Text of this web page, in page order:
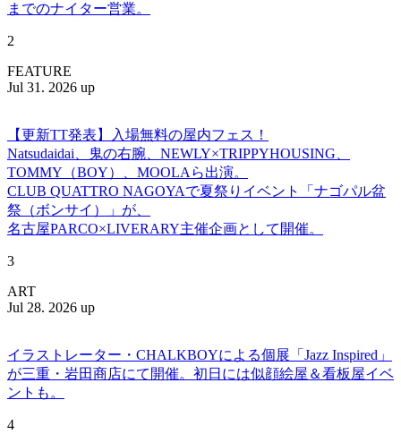
までのナイター営業。
2
FEATURE
Jul 31. 2026 up
【更新TT発表】入場無料の屋内フェス！
Natsudaidai、鬼の右腕、NEWLY×TRIPPYHOUSING、
TOMMY（BOY）、MOOLAら出演。
CLUB QUATTRO NAGOYAで夏祭りイベント「ナゴパル盆
祭（ボンサイ）」が、
名古屋PARCO×LIVERARY主催企画として開催。
3
ART
Jul 28. 2026 up
イラストレーター・CHALKBOYによる個展「Jazz Inspired」
が三重・岩田商店にて開催。初日には似顔絵屋＆看板屋イベ
ントも。
4